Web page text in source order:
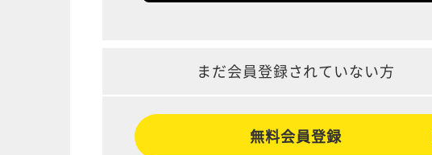
まだ会員登録されていない方
無料会員登録